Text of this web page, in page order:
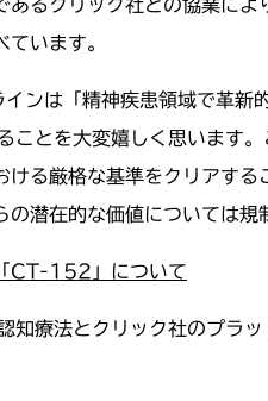
あるクリック社との協業に
います。
ンは「精神疾患領域で革
とを大変嬉しく思います
ける厳格な基準をクリアす
潜在的な価値については規
CT-152 」について
療法とクリック社のプラ